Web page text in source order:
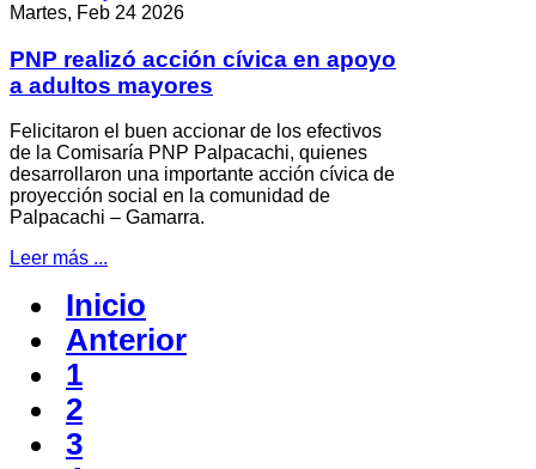
Martes, Feb 24 2026
PNP realizó acción cívica en apoyo
a adultos mayores
Felicitaron el buen accionar de los efectivos
de la Comisaría PNP Palpacachi, quienes
desarrollaron una importante acción cívica de
proyección social en la comunidad de
Palpacachi – Gamarra.
Leer más ...
Inicio
Anterior
1
2
3